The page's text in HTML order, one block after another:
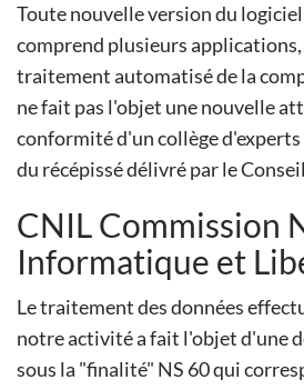
Toute nouvelle version du
comprend plusieurs
traitement automatisé de la
ne fait pas l'objet une nouvelle
conformité d'un collège
du récépissé délivré par le
CNIL Commission
Informatique et
Le traitement des données
notre activité a fait l'objet d'une
sous la "finalité" NS 60 qui